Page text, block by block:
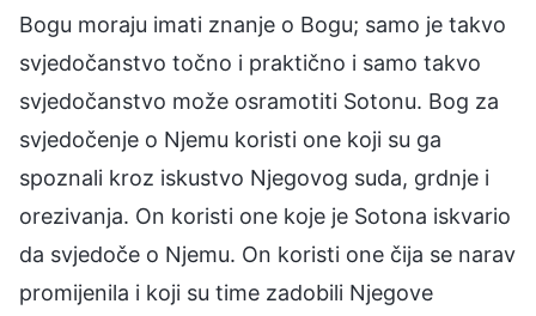
Bogu moraju imati znanje o Bogu; samo je takvo
svjedočanstvo točno i praktično i samo takvo
svjedočanstvo može osramotiti Sotonu. Bog za
svjedočenje o Njemu koristi one koji su ga
spoznali kroz iskustvo Njegovog suda, grdnje i
orezivanja. On koristi one koje je Sotona iskvario
da svjedoče o Njemu. On koristi one čija se narav
promijenila i koji su time zadobili Njegove